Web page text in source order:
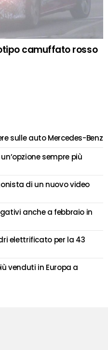
camuffato rosso
sulle auto Mercedes-Benz
sempre più
di un nuovo video
anche a febbraio in
elettrificato per la 43
venduti in Europa a